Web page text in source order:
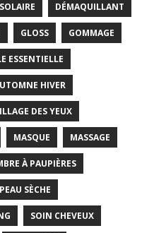
DÉMAQUILLANT
GLOSS GOMMAGE
ESSENTIELLE
HIVER
DES YEUX
MASQUE MASSAGE
À PAUPIÈRES
PEAU SÈCHE
SOIN CHEVEUX